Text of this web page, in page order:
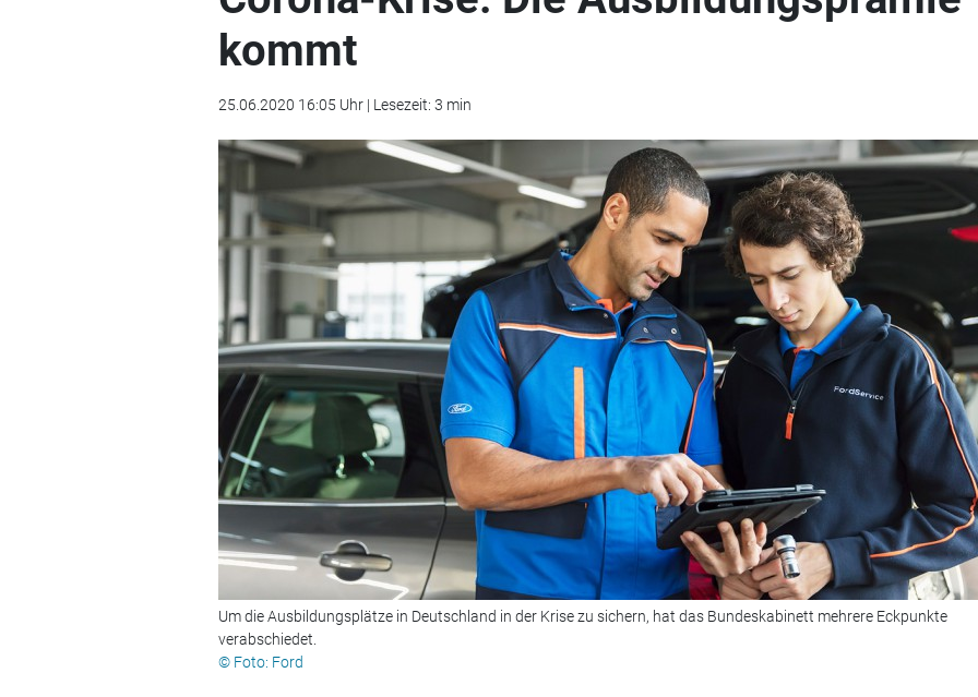
kommt
25.06.2020 16:05 Uhr | Lesezeit: 3 min
Um die Ausbildungsplätze in Deutschland in der Krise zu sichern, hat das Bundeskabinett mehrere Eckpunkte
verabschiedet.
© Foto: Ford